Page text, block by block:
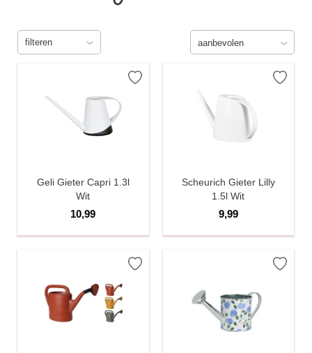
filteren
Geli Gieter Capri 1.3l
Wit
10,99
Scheurich Gieter Lilly
1.5l Wit
9,99